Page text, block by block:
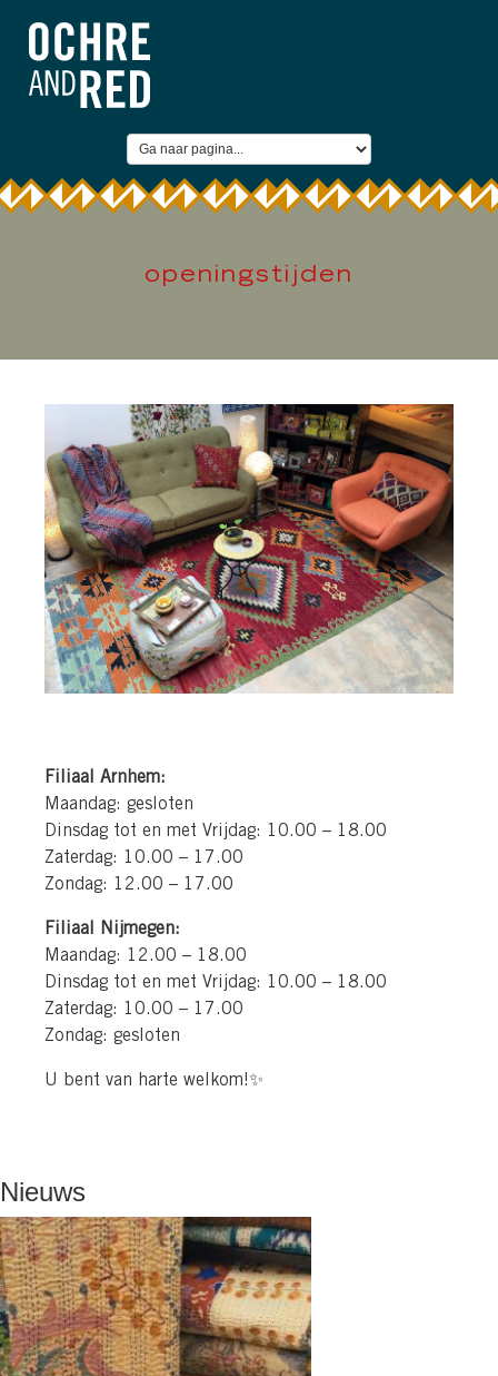
openingstijden
Filiaal Arnhem:
Maandag: gesloten
Dinsdag tot en met Vrijdag: 10.00 – 18.00
Zaterdag: 10.00 – 17.00
Zondag: 12.00 – 17.00
Filiaal Nijmegen:
Maandag: 12.00 – 18.00
Dinsdag tot en met Vrijdag: 10.00 – 18.00
Zaterdag: 10.00 – 17.00
Zondag: gesloten
U bent van harte welkom!✨
Nieuws